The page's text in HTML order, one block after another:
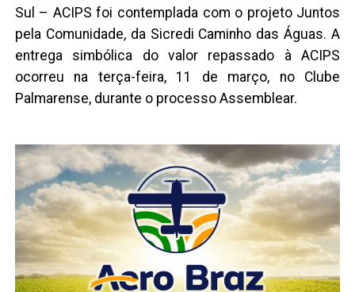
Sul – ACIPS foi contemplada com o projeto Juntos
pela Comunidade, da Sicredi Caminho das Águas. A
entrega simbólica do valor repassado à ACIPS
ocorreu na terça-feira, 11 de março, no Clube
Palmarense, durante o processo Assemblear.